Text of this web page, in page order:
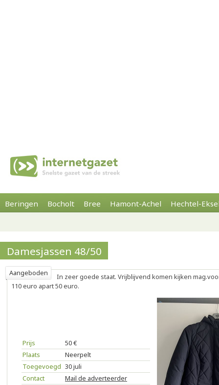
Beringen Bocholt Bree Hamont-Achel Hechtel-
Damesjassen 48/50
Aangeboden
In zeer goede staat. Vrijblijvend komen kijken
110 euro apart 50 euro.
Prijs
50 €
Plaats
Neerpelt
Toegevoegd 30 juli
Contact
Mail de adverteerder